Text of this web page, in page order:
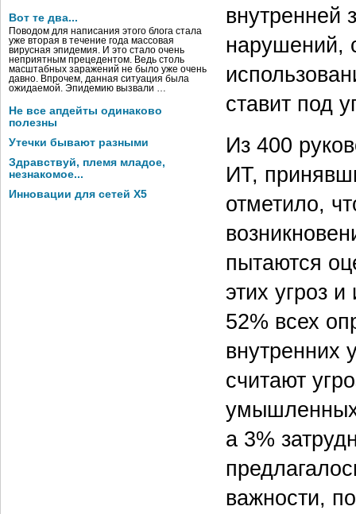
Вот те два...
Поводом для написания этого блога стала
уже вторая в течение года массовая
вирусная эпидемия. И это стало очень
неприятным прецедентом. Ведь столь
масштабных заражений не было уже очень
давно. Впрочем, данная ситуация была
ожидаемой. Эпидемию вызвали …
Не все апдейты одинаково
полезны
Утечки бывают разными
Здравствуй, племя младое,
незнакомое...
Инновации для сетей X5
внутренней
нарушений,
ставит под
Из 400
ИТ,
отметило,
пытаются
этих угроз
52% всех
внутренних
считают
а 3%
важности,